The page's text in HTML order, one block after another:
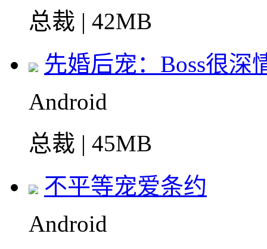
总裁 | 42MB
先婚后宠：Boss很深
Android
总裁 | 45MB
不平等宠爱条约
Android